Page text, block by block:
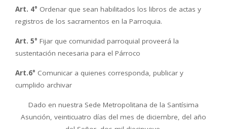
Art. 4° Ordenar que sean habilitados los libros de actas y
registros de los sacramentos en la Parroquia.
Art. 5° Fijar que comunidad parroquial proveerá la
sustentación necesaria para el Párroco
Art.6° Comunicar a quienes corresponda, publicar y
cumplido archivar
Dado en nuestra Sede Metropolitana de la Santísima
Asunción, veinticuatro días del mes de diciembre, del año